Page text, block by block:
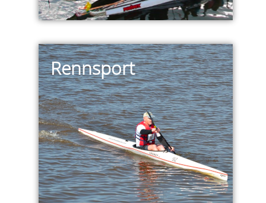
Rennsport